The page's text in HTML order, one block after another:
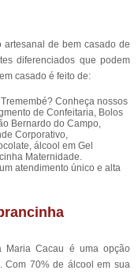
de bem casado de
diferenciados que podem
casado é feito de:
Conheça nossos
de Confeitaria, Bolos
Bernardo do Campo,
Corporativo,
álcool em Gel
Maternidade.
atendimento único e alta
Maria Cacau é uma opção
Com 70% de álcool em sua